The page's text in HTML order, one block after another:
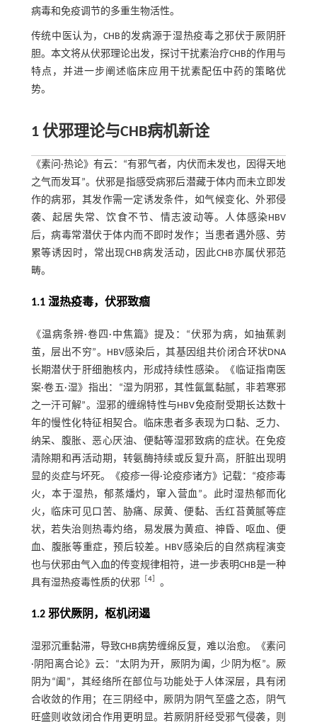
病毒和免疫调节的多重生物活性。
传统中医认为，CHB的发病源于湿热疫毒之邪伏于厥阴肝
胆。本文将从伏邪理论出发，探讨干扰素治疗CHB的作用与
特点，并进一步阐述临床应用干扰素配伍中药的策略优
势。
1 伏邪理论与CHB病机新诠
《素问·热论》有云：“有邪气者，内伏而未发也，因得天地
之气而发耳”。伏邪是指感受病邪后潜藏于体内而未立即发
作的病邪，其发作需一定诱发条件，如气候变化、外邪侵
袭、起居失常、饮食不节、情志波动等。人体感染HBV
后，病毒常潜伏于体内而不即时发作；当患者遇外感、劳
累等诱因时，常出现CHB病发活动，因此CHB亦属伏邪范
畴。
1.1 湿热疫毒，伏邪致痼
《温病条辨·卷四·中焦篇》提及：“伏邪为病，如抽蕉剥
茧，层出不穷”。HBV感染后，其基因组共价闭合环状DNA
长期潜伏于肝细胞核内，形成持续性感染。《临证指南医
案·卷五·湿》指出：“湿为阴邪，其性氤氲黏腻，非若寒邪
之一汗可解”。湿邪的缠绵特性与HBV免疫耐受期长达数十
年的慢性化特征相契合。临床患者多表现为口黏、乏力、
纳呆、腹胀、恶心厌油、便黏等湿邪致病的症状。在免疫
清除期和再活动期，转氨酶持续或反复升高，肝脏出现明
显的炎症与坏死。《疫疹一得·论疫疹诸方》记载：“疫疹毒
火，本于湿热，郁蒸燔灼，窜入营血”。此时湿热郁而化
火，临床可见口苦、胁痛、尿黄、便黏、舌红苔黄腻等症
状，若失治则热毒灼络，易发展为黄疸、神昏、呕血、便
血、腹胀等重症，预后较差。HBV感染后的自然病程演变
也与伏邪由气入血的传变规律相符，进一步表明CHB是一种
具有湿热疫毒性质的伏邪［4］ 。
1.2 邪伏厥阴，枢机闭遏
湿邪沉重黏滞，导致CHB病势缠绵反复，难以治愈。《素问
·阴阳离合论》云：“太阴为开，厥阴为阖，少阴为枢”。厥
阴为“阖”，其经络所在部位与功能处于人体深层，具有闭
合收敛的作用；在三阴经中，厥阴为阴气至盛之态，阴气
旺盛则收敛闭合作用更明显。若厥阴肝经受邪气侵袭，则